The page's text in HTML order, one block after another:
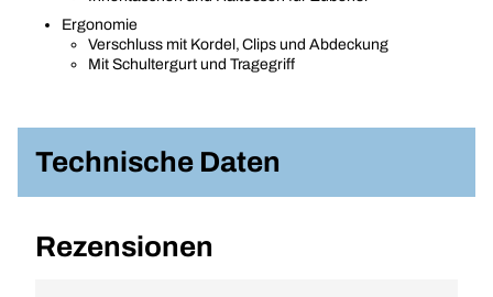
Ergonomie
Verschluss mit Kordel, Clips und Abdeckung
Mit Schultergurt und Tragegriff
Technische Daten
Rezensionen